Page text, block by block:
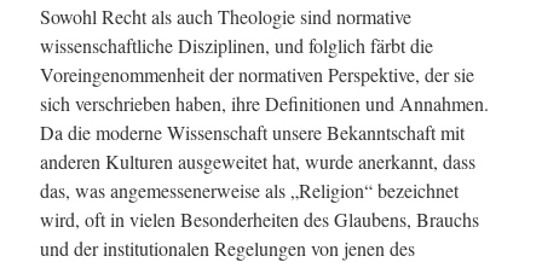
Sowohl Recht als auch Theologie sind normative
wissenschaftliche Disziplinen, und folglich färbt die
Voreingenommenheit der normativen Perspektive, der sie
sich verschrieben haben, ihre Definitionen und Annahmen.
Da die moderne Wissenschaft unsere Bekanntschaft mit
anderen Kulturen ausgeweitet hat, wurde anerkannt, dass
das, was angemessenerweise als „Religion“ bezeichnet
wird, oft in vielen Besonderheiten des Glaubens, Brauchs
und der institutionalen Regelungen von jenen des